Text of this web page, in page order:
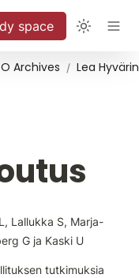
space
Archives /
Lallukka S, Marja-
G ja Kaski U
tutkimuksia